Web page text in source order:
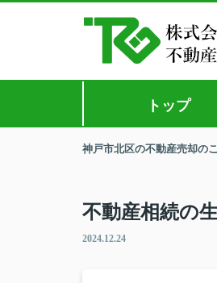
トップ
神戸市北区の不動産売却の
不動産相続の
2024.12.24